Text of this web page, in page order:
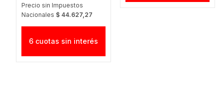
Precio sin Impuestos
Nacionales $ 44.627,27
6 cuotas sin interés